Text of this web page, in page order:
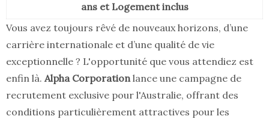
ans et Logement inclus
Vous avez toujours rêvé de nouveaux horizons, d’une
carrière internationale et d’une qualité de vie
exceptionnelle ? L'opportunité que vous attendiez est
enfin là. Alpha Corporationlance une campagne de
recrutement exclusive pour l'Australie, offrant des
conditions particulièrement attractives pour les